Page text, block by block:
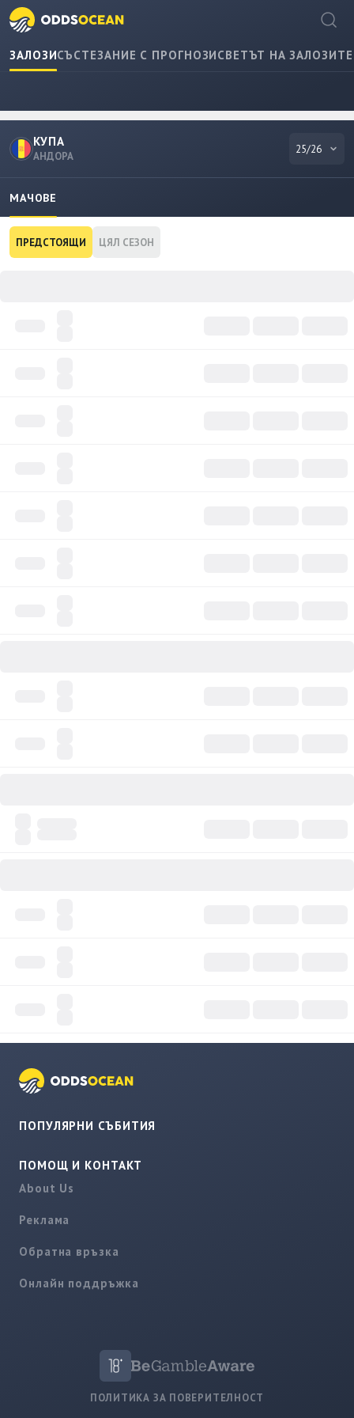
ЗАЛОЗИСЪСТЕЗАНИЕ С ПРОГНОЗИСВЕТЪТ НА ЗАЛОЗИТЕ
КУПА
АНДОРА
25/26
МАЧОВЕ
ПРЕДСТОЯЩИ ЦЯЛ СЕЗОН
ПОПУЛЯРНИ СЪБИТИЯ
ПОМОЩ И КОНТАКТ
About Us
Реклама
Обратна връзка
Онлайн поддръжка
ПОЛИТИКА ЗА ПОВЕРИТЕЛНОСТ